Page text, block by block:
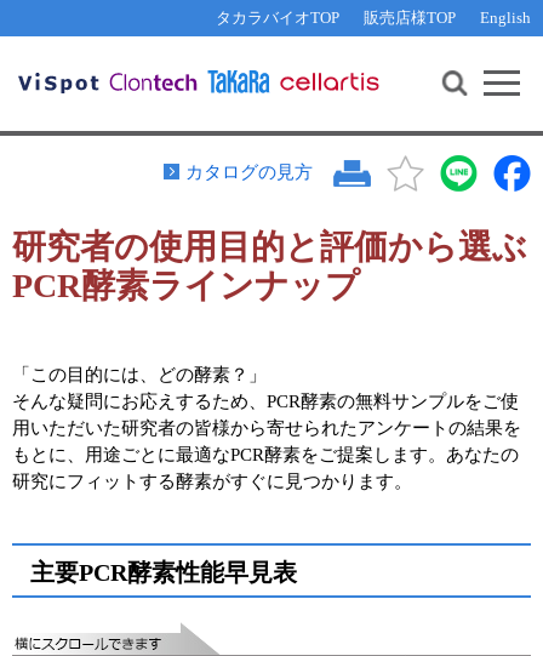
タカラバイオTOP 販売店様TOP English
機能解析・サイレンシング
PCR・等温増幅
リアルタイムPCR（qPCR）
サンプル請求
テクニカルサポートライン
その他 ライセンスに関するご相談
遺伝子組換え生物該当製品
研究支援ツール
Cut-Site Navigator 制限酵素切断サイトの検索
In-Fusion Cloning プライマー設計
抗体検索サイト
リアルタイムPCR（インターカレーター法）
リアルタイムPCR（プローブ法）
プライマー・プローブ検索・注文
機器ソフトウェア・ベクター配列ダウンロード
実験ガイド
リアルタイムPCR実験ガイド
遺伝子検査ガイド（食品・水質・家畜他）
お問い合わせ WEB会員登録
カタログの見方
研究者の使用目的と評価から選ぶ
PCR酵素ラインナップ
「この目的には、どの酵素？」
そんな疑問にお応えするため、PCR酵素の無料サンプルをご使
用いただいた研究者の皆様から寄せられたアンケートの結果を
もとに、用途ごとに最適なPCR酵素をご提案します。あなたの
研究にフィットする酵素がすぐに見つかります。
主要PCR酵素性能早見表